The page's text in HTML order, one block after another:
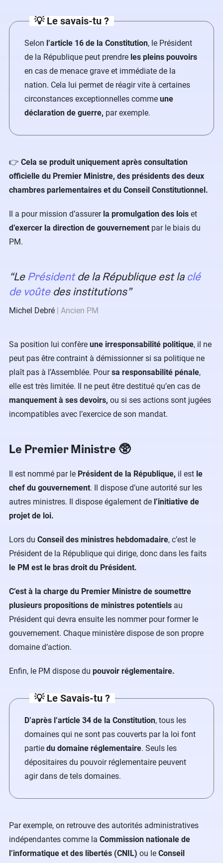
💡 Le savais-tu ?
Selon l’article 16 de la Constitution, le Président
de la République peut prendre les pleins pouvoirs
en cas de menace grave et immédiate de la
nation. Cela lui permet de réagir vite à certaines
circonstances exceptionnelles comme une
déclaration de guerre, par exemple.
👉 Cela se produit uniquement après consultation
officielle du Premier Ministre, des présidents des deux
chambres parlementaires et du Conseil Constitutionnel.
Il a pour mission d’assurerla promulgation des lois et
d’exercer la direction de gouvernement par le biais du
PM.
LePrésidentde la République est laclé
de voûtedes institutions
Michel Debré Ancien PM
Sa position lui confère une irresponsabilité politique, il ne
peut pas être contraint à démissionner si sa politique ne
plaît pas à l’Assemblée. Poursa responsabilité pénale,
elle est très limitée. Il ne peut être destitué qu’en cas de
manquement à ses devoirs, ou si ses actions sont jugées
incompatibles avec l’exercice de son mandat.
Le Premier Ministre 🥸
Il est nommé par le Président de la République, il est le
chef du gouvernement. Il dispose d’une autorité sur les
autres ministres. Il dispose également de l’initiative de
projet de loi.
Lors du Conseil des ministres hebdomadaire, c’est le
Président de la République qui dirige, donc dans les faits
le PM est le bras droit du Président.
C’est à la charge du Premier Ministre de soumettre
plusieurs propositions de ministres potentiels au
Président qui devra ensuite les nommer pour former le
gouvernement. Chaque ministère dispose de son propre
domaine d’action.
Enfin, le PM dispose du pouvoir réglementaire.
💡Le Savais-tu ?
D’après l’article 34 de la Constitution, tous les
domaines qui ne sont pas couverts par la loi font
partie du domaine réglementaire. Seuls les
dépositaires du pouvoir réglementaire peuvent
agir dans de tels domaines.
Par exemple, on retrouve des autorités administratives
indépendantes comme la Commission nationale de
l’informatique et des libertés (CNIL) ou le Conseil